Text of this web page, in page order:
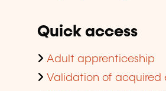
Quick access
Adult apprenticeship
Validation of acquired